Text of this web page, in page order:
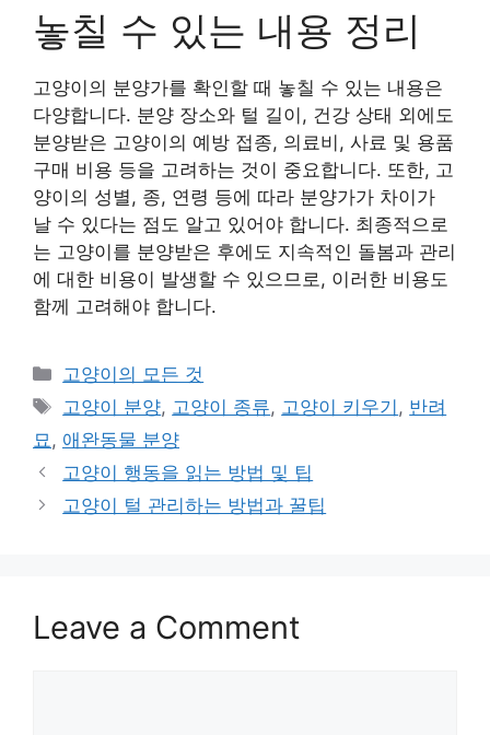
놓칠 수 있는 내용 정리
고양이의 분양가를 확인할 때 놓칠 수 있는 내용은
다양합니다. 분양 장소와 털 길이, 건강 상태 외에도
분양받은 고양이의 예방 접종, 의료비, 사료 및 용품
구매 비용 등을 고려하는 것이 중요합니다. 또한, 고
양이의 성별, 종, 연령 등에 따라 분양가가 차이가
날 수 있다는 점도 알고 있어야 합니다. 최종적으로
는 고양이를 분양받은 후에도 지속적인 돌봄과 관리
에 대한 비용이 발생할 수 있으므로, 이러한 비용도
함께 고려해야 합니다.
Categories
고양이의 모든 것
Tags
고양이 분양, 고양이 종류, 고양이 키우기 , 반려
묘 , 애완동물 분양
고양이 행동을 읽는 방법 및 팁
고양이 털 관리하는 방법과 꿀팁
Leave a Comment